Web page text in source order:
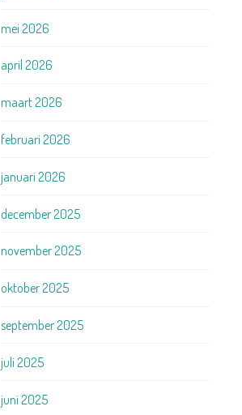
mei 2026
april 2026
maart 2026
februari 2026
januari 2026
december 2025
november 2025
oktober 2025
september 2025
juli 2025
juni 2025